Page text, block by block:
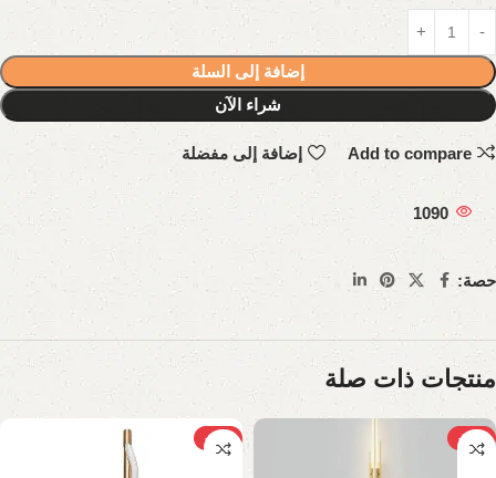
إضافة إلى السلة
شراء الآن
Add to compare إضافة إلى مفضلة
1090
حصة:
منتجات ذات صلة
-23%
-26%